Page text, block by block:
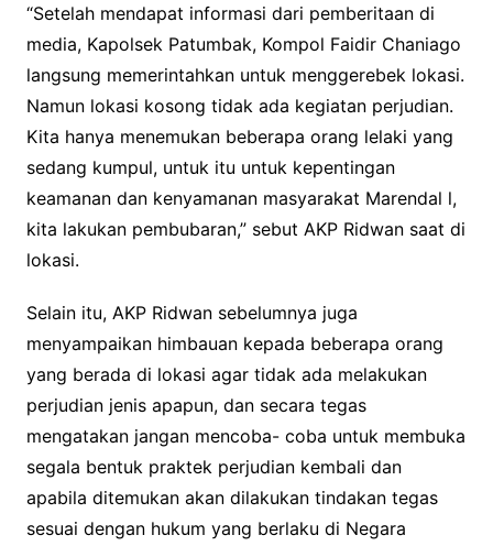
“Setelah mendapat informasi dari pemberitaan di
media, Kapolsek Patumbak, Kompol Faidir Chaniago
langsung memerintahkan untuk menggerebek lokasi.
Namun lokasi kosong tidak ada kegiatan perjudian.
Kita hanya menemukan beberapa orang lelaki yang
sedang kumpul, untuk itu untuk kepentingan
keamanan dan kenyamanan masyarakat Marendal l,
kita lakukan pembubaran,” sebut AKP Ridwan saat di
lokasi.
Selain itu, AKP Ridwan sebelumnya juga
menyampaikan himbauan kepada beberapa orang
yang berada di lokasi agar tidak ada melakukan
perjudian jenis apapun, dan secara tegas
mengatakan jangan mencoba- coba untuk membuka
segala bentuk praktek perjudian kembali dan
apabila ditemukan akan dilakukan tindakan tegas
sesuai dengan hukum yang berlaku di Negara